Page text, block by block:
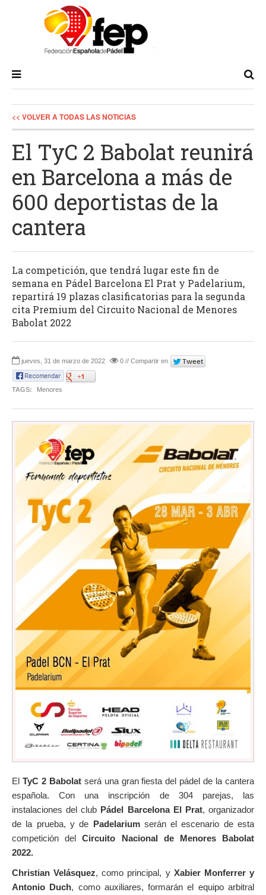
<< VOLVER A TODAS LAS NOTICIAS
El TyC 2 Babolat reunirá
en Barcelona a más de
600 deportistas de la
cantera
La competición, que tendrá lugar este fin de
semana en Pádel Barcelona El Prat y Padelarium,
repartirá 19 plazas clasificatorias para la segunda
cita Premium del Circuito Nacional de Menores
Babolat 2022
jueves, 31 de marzo de 2022 0 // Compartir en
TAGS: Menores
El TyC 2 Babolatserá una gran fiesta del pádel de la cantera
española. Con una inscripción de 304 parejas, las
instalaciones del club Pádel Barcelona El Prat, organizador
de la prueba, y de Padelarium serán el escenario de esta
competición delCircuito Nacional de Menores Babolat
2022.
Christian Velásquez, como principal, yXabier Monferrer y
Antonio Duch, como auxiliares, formarán el equipo arbitral